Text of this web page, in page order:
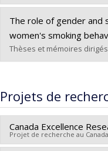
Diplômé(e) :
Cycle :Doctorat
Diplôme obtenu :Ph.
Lien vers le document
The role of gender and
women's smoking
Thèses et mémoires dirigés
Cycle :Maîtrise
Diplôme obtenu :M.
Lien vers le document
Projets de
Canada Excellence
Projet de recherche au Canada